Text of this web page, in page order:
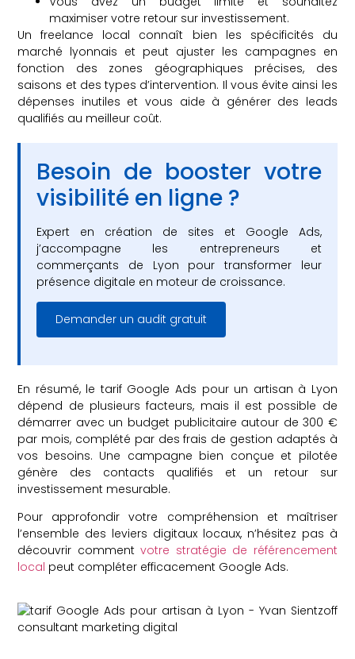
maximiser votre retour sur investissement.
Un freelance local connaît bien les spécificités du
marché lyonnais et peut ajuster les campagnes en
fonction des zones géographiques précises, des
saisons et des types d’intervention. Il vous évite ainsi les
dépenses inutiles et vous aide à générer des leads
qualifiés au meilleur coût.
Besoin de booster votre
visibilité en ligne ?
Expert en création de sites et Google Ads,
j’accompagne les entrepreneurs et
commerçants de Lyon pour transformer leur
présence digitale en moteur de croissance.
Demander un audit gratuit
En résumé, le tarif Google Ads pour un artisan à Lyon
dépend de plusieurs facteurs, mais il est possible de
démarrer avec un budget publicitaire autour de 300 €
par mois, complété par des frais de gestion adaptés à
vos besoins. Une campagne bien conçue et pilotée
génère des contacts qualifiés et un retour sur
investissement mesurable.
Pour approfondir votre compréhension et maîtriser
l’ensemble des leviers digitaux locaux, n’hésitez pas à
découvrir commentvotre stratégie de référencement
local peut compléter efficacement Google Ads.